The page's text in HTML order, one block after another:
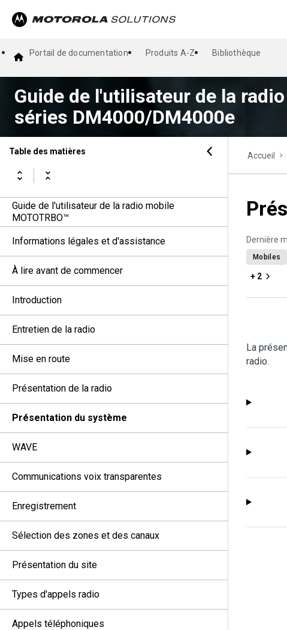
Portail de documentation Produits A-Z Bibliothèque
Guide de l'utilisateur de la
séries DM4000/DM4000e
Table des matières
Guide de l'utilisateur de la radio mobile
MOTOTRBO™
Informations légales et d'assistance
À lire avant de commencer
Introduction
Entretien de la radio
Mise en route
Présentation de la radio
Présentation du système
WAVE
Communications voix transparentes
Enregistrement
Sélection des zones et des canaux
Présentation du site
Types d'appels radio
Appels téléphoniques
Accueil
Dernière
Mobiles
+ 2
La
radio.